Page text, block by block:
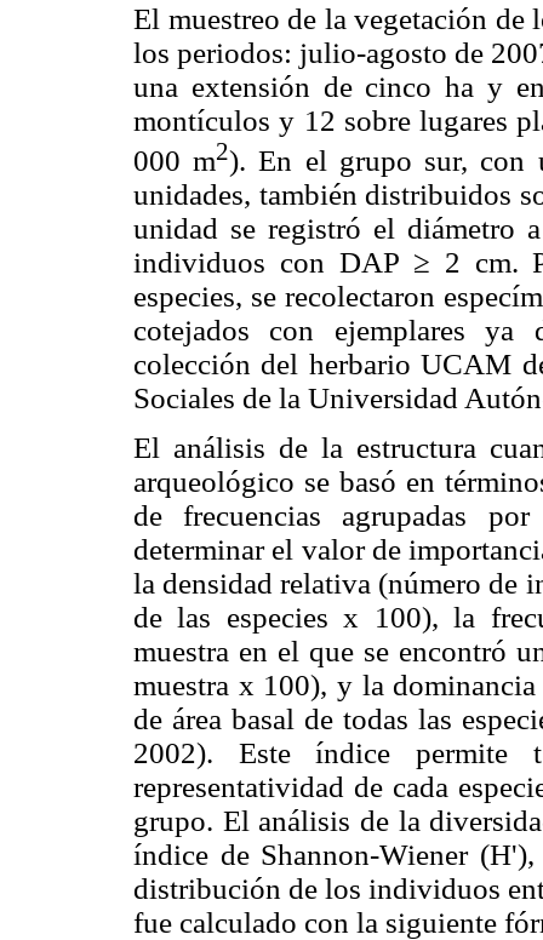
El muestreo de la vegetación de
los periodos: julio-agosto de
una extensión de cinco ha y
montículos y 12 sobre lugares
000 m2). En el grupo sur, con
unidades, también distribuidos
unidad se registró el diámetro
individuos con DAP ≥ 2 cm.
especies, se recolectaron
cotejados con ejemplares ya
colección del herbario UCAM
Sociales de la Universidad
El análisis de la estructura
arqueológico se basó en
de frecuencias agrupadas
determinar el valor de
la densidad relativa (número de
de las especies x 100), la
muestra en el que se encontró
muestra x 100), y la dominancia
de área basal de todas las
2002). Este índice permite
representatividad de cada
grupo. El análisis de la
índice de Shannon-Wiener
distribución de los individuos
fue calculado con la siguiente